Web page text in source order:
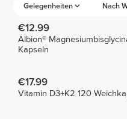
Gelegenheiten Nach
€12.99
Albion®
Kapseln
€17.99
Vitamin D3+K2 120